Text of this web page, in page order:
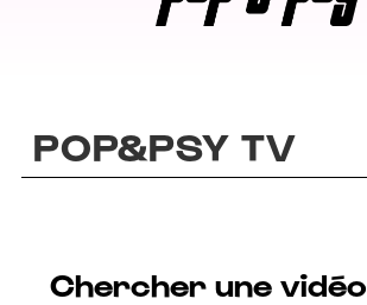
POP&PSY TV
Chercher une vidéo